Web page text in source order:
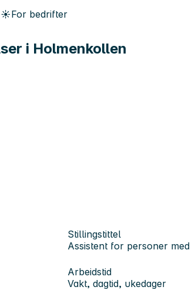
☀️For bedrifter
i Holmenkollen
Stillingstittel
Assistent for personer
Arbeidstid
Vakt, dagtid, ukedager